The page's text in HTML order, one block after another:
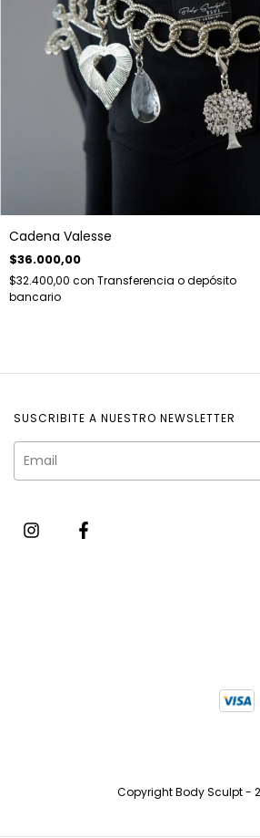
Cadena Valesse
$36.000,00
$32.400,00 con Transferencia o depósito
bancario
SUSCRIBITE A NUESTRO NEWSLETTER
Copyright Body Sculpt -